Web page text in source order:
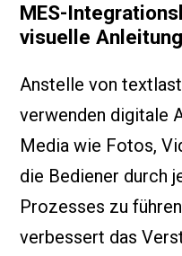
MES-
visuelle Anleitung
Anstelle von
verwenden digitale
Media wie Fotos,
die Bediener durch
Prozesses zu
verbessert das